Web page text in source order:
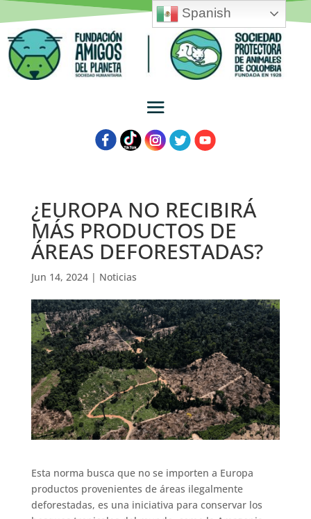
¿EUROPA NO RECIBIRÁ
MÁS PRODUCTOS DE
ÁREAS DEFORESTADAS?
Jun 14, 2024| Noticias
Esta norma busca que no se importen a Europa
productos provenientes de áreas ilegalmente
deforestadas, es una iniciativa para conservar los
Spanish